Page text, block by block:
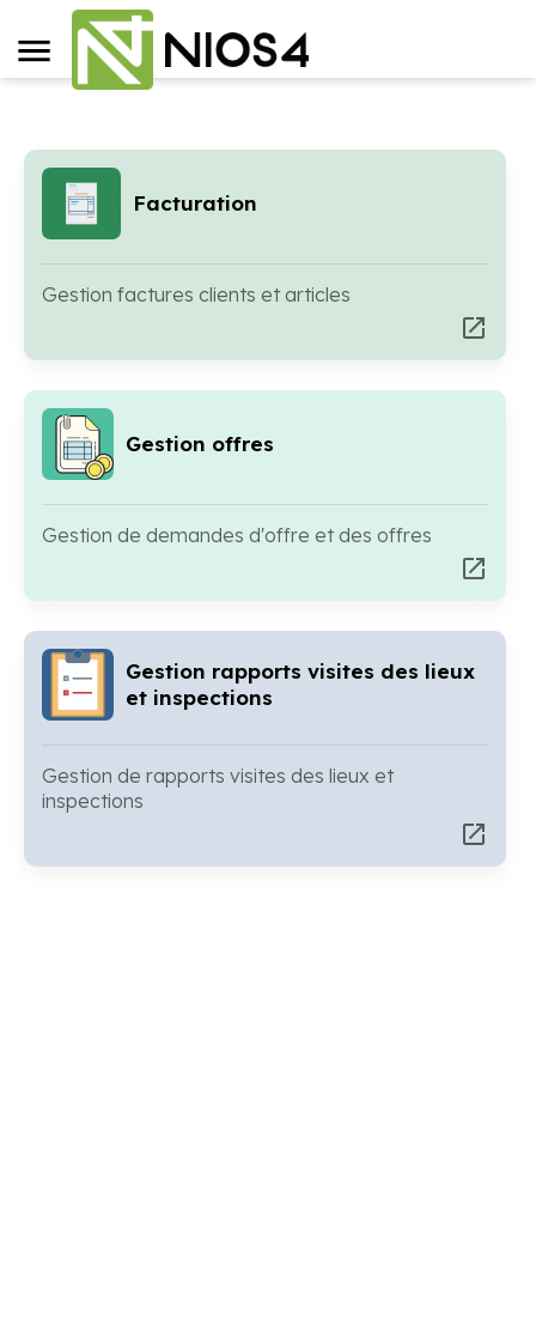
Facturation
Gestion factures clients et articles
open_in_new
Gestion offres
Gestion de demandes d'offre et des offres
open_in_new
Gestion rapports visites des lieux
et inspections
Gestion de rapports visites des lieux et
inspections
open_in_new